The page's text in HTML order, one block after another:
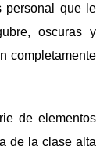
personal que le
oscuras y
completamente
de elementos
de la clase alta